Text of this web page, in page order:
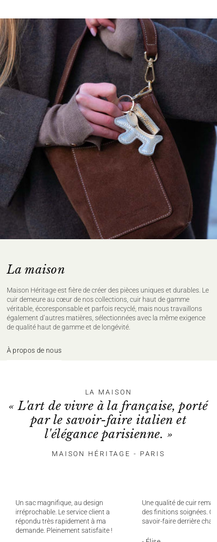
La maison
Maison Héritage est fière de créer des pièces uniques et durables. Le
cuir demeure au cœur de nos collections, cuir haut de gamme
véritable, écoresponsable et parfois recyclé, mais nous travaillons
également d’autres matières, sélectionnées avec la même exigence
de qualité haut de gamme et de longévité.
À propos de nous
LA MAISON
« L'art de vivre à la française, porté
par le savoir-faire italien et
l'élégance parisienne. »
MAISON HÉRITAGE - PARIS
Un sac magnifique, au design
irréprochable. Le service client a
répondu très rapidement à ma
demande. Pleinement satisfaite !
Une qualité de cuir
des finitions soignées.
savoir-faire derrière